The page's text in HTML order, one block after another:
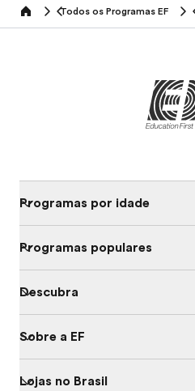
home Todos os Programas EF
Programas por idade
Programas populares
Descubra
Sobre a EF
Lojas no Brasil